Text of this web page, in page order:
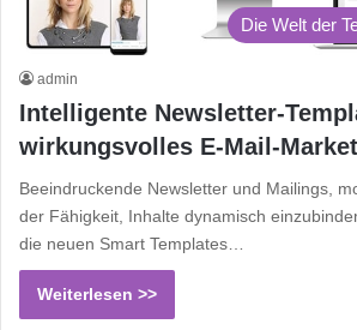
Die Welt der
admin
Intelligente Newsletter-
wirkungsvolles E-Mail-
Beeindruckende Newsletter und Mailings,
der Fähigkeit, Inhalte dynamisch
die neuen Smart Templates…
Weiterlesen >>